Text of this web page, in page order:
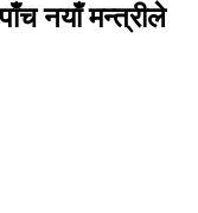
नयाँ मन्त्रीले